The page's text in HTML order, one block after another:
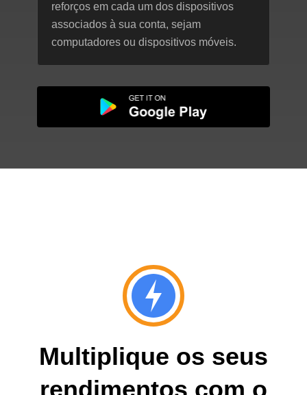
reforços em cada um dos dispositivos
associados à sua conta, sejam
computadores ou dispositivos móveis.
Multiplique os seus